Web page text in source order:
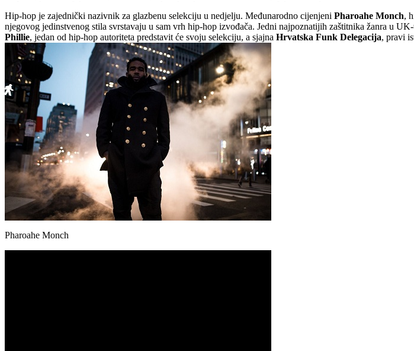
Hip-hop je zajednički nazivnik za glazbenu selekciju u nedjelju. Međunarodno cijenjeni Pharoahe Monch,
njegovog jedinstvenog stila svrstavaju u sam vrh hip-hop izvođača. Jedni najpoznatijih zaštitnika žanra u
Phillie, jedan od hip-hop autoriteta predstavit će svoju selekciju, a sjajna Hrvatska Funk Delegacija, pravi
Pharoahe Monch